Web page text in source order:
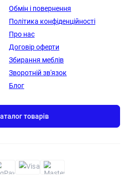
Обмін і повернення
Політика конфіденційності
Про нас
Договір оферти
Збирання меблів
Зворотній зв'язок
Блог
товарів